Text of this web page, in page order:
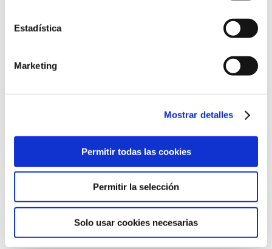
Estadística
Marketing
Mostrar detalles
Permitir todas las cookies
Permitir la selección
Solo usar cookies necesarias
Ronda de Guglielmo Marconi, 13
46980 Paterna, Valencia
AVISO LEGAL
POLÍTICA DE CALIDAD
POLÍTICA DE PRIVACIDAD
POLÍTICA DE COOKIES